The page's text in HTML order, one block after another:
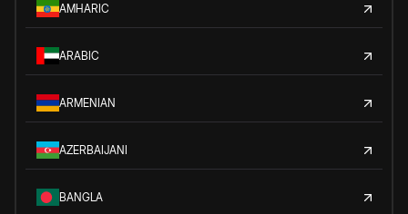
AMHARIC
ARABIC
ARMENIAN
AZERBAIJANI
BANGLA